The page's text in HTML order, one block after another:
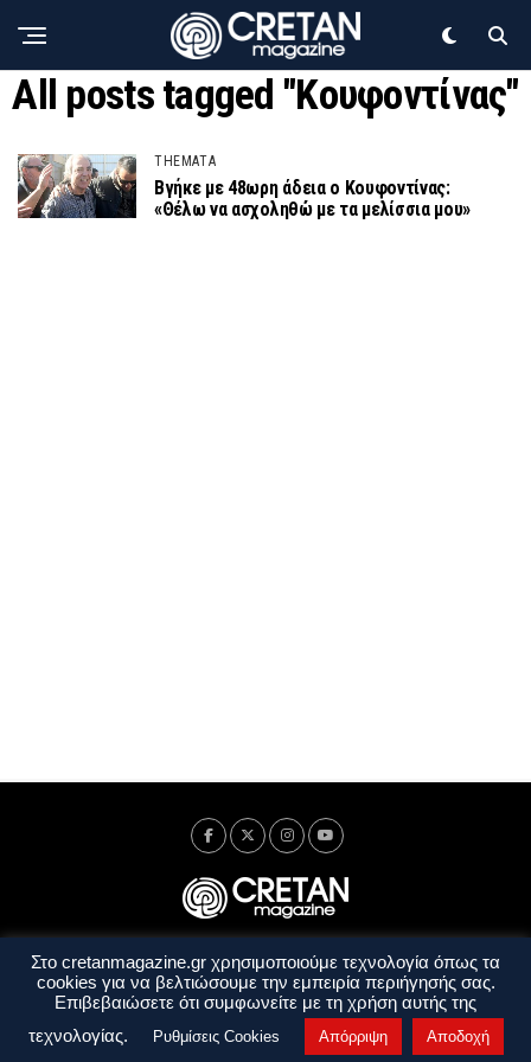
All posts tagged "Κουφοντίνας"
THEMATA
Βγήκε με 48ωρη άδεια ο Κουφοντίνας:
«Θέλω να ασχοληθώ με τα μελίσσια μου»
Ταυτότητα Πολιτική Απορρήτου
Όροι Χρήσης
Όροι και Προϋποθέσεις
Στο cretanmagazine.gr χρησιμοποιούμε τεχνολογία όπως τα
cookies για να βελτιώσουμε την εμπειρία περιήγησής σας.
Επιβεβαιώσετε ότι συμφωνείτε με τη χρήση αυτής της
τεχνολογίας.
Ρυθμίσεις Cookies Απόρριψη Αποδοχή